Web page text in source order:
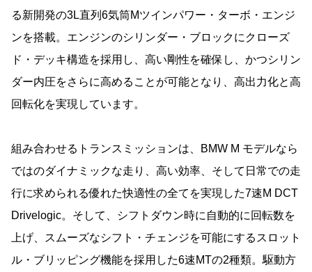
る新開発の3L直列6気筒Mツインパワー・ターボ・エンジ
ンを搭載。エンジンのシリンダー・ブロックにクローズ
ド・デッキ構造を採用し、高い剛性を確保し、かつシリン
ダー内圧をさらに高めることが可能となり、高出力化と高
回転化を実現しています。
組み合わせるトランスミッションは、BMW M モデルなら
ではのダイナミックな走り、高い効率、そして日常での走
行に求められる優れた快適性の全てを実現した7速M DCT
Drivelogic。そして、シフトダウン時に自動的に回転数を
上げ、スムーズなシフト・チェンジを可能にするスロット
ル・ブリッピング機能を採用した6速MTの2種類。駆動方